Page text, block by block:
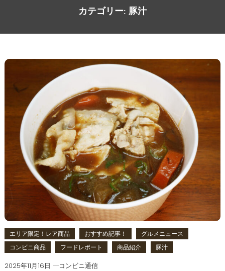
カテゴリー: 豚汁
エリア限定！レア商品 おすすめ記事！
グルメニュース
コンビニ商品
フードレポート 商品紹介 豚汁
2025年11月16日
コンビニ通信